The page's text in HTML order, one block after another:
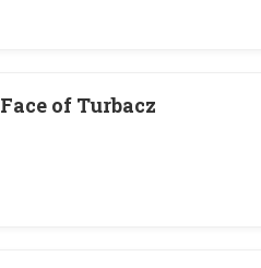
Face of Turbacz